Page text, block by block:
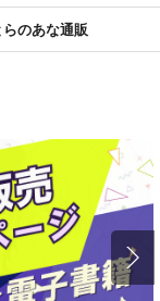
更新｜2025.12.30 掲載）
知らせ（2025.11.21 掲載）
掲載）
らのあな通販